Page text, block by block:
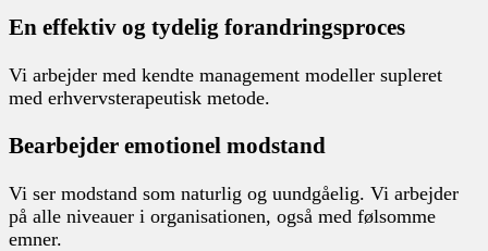
En effektiv og tydelig forandringsproces
Vi arbejder med kendte management modeller supleret
med erhvervsterapeutisk metode.
Bearbejder emotionel modstand
Vi ser modstand som naturlig og uundgåelig. Vi arbejder
på alle niveauer i organisationen, også med følsomme
emner.